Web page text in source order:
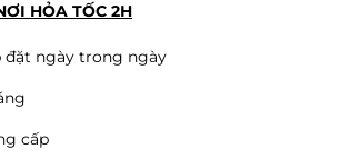
HỎA TỐC 2H
đặt ngày trong ngày
cấp